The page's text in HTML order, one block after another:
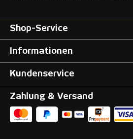
Shop-Service
Informationen
Kundenservice
Zahlung & Versand